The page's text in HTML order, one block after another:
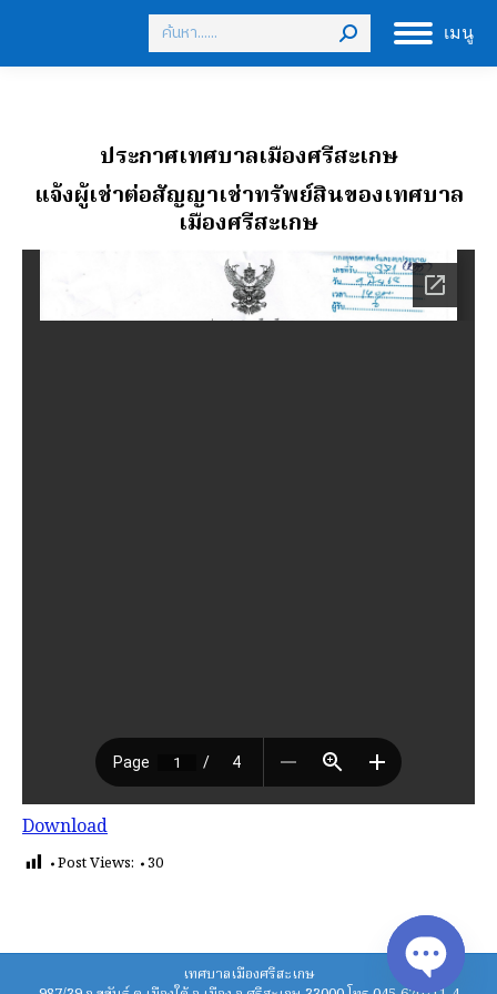
เมนู
Search:
ประกาศเทศบาลเมืองศรีสะเกษ
แจ้งผู้เช่าต่อสัญญาเช่าทรัพย์สินของเทศบาล
เมืองศรีสะเกษ
Download
Post Views: 30
เทศบาลเมืองศรีสะเกษ